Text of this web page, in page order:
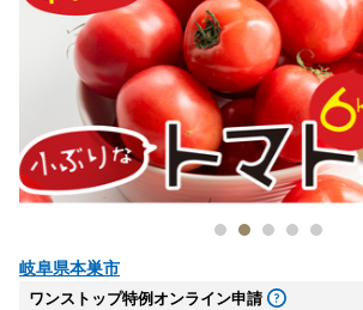
岐阜県本巣市
ワンストップ特例オンライン申請